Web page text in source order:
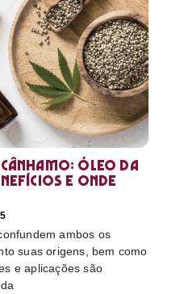
cânhamo: óleo da
e onde
ambos os
suas origens, bem como
e aplicações são